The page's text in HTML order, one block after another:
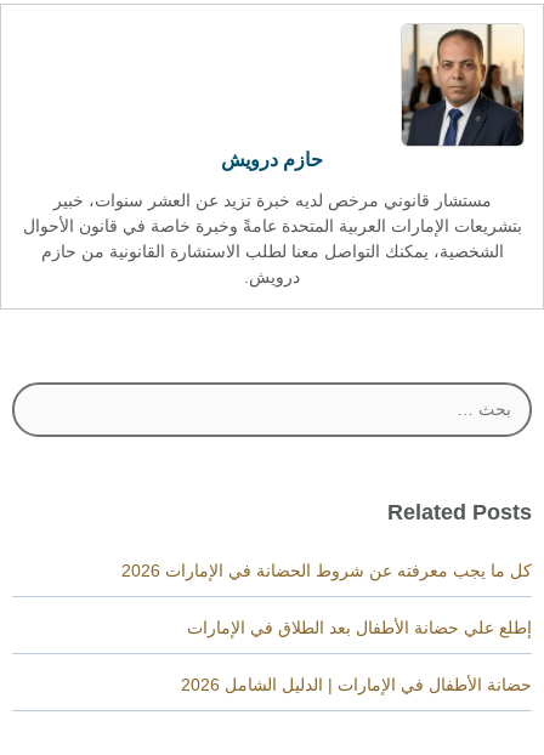
حازم درويش
مستشار قانوني مرخص لديه خبرة تزيد عن العشر سنوات، خبير
بتشريعات الإمارات العربية المتحدة عامةً وخبرة خاصة في قانون الأحوال
الشخصية، يمكنك التواصل معنا لطلب الاستشارة القانونية من حازم
درويش.
البحث
عن:
Related Posts
كل ما يجب معرفته عن شروط الحضانة في الإمارات 2026
إطلع علي حضانة الأطفال بعد الطلاق في الإمارات
حضانة الأطفال في الإمارات | الدليل الشامل 2026